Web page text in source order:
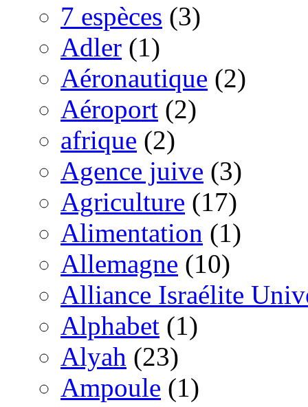
7 espèces (3)
Adler (1)
Aéronautique (2)
Aéroport (2)
afrique (2)
Agence juive (3)
Agriculture (17)
Alimentation (1)
Allemagne (10)
Alliance Israélite
Alphabet (1)
Alyah (23)
Ampoule (1)